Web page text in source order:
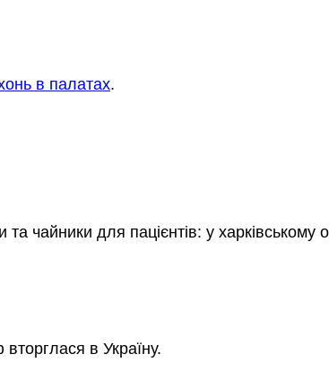
в палатах.
та чайники для пацієнтів: у харківському
вторглася в Україну.